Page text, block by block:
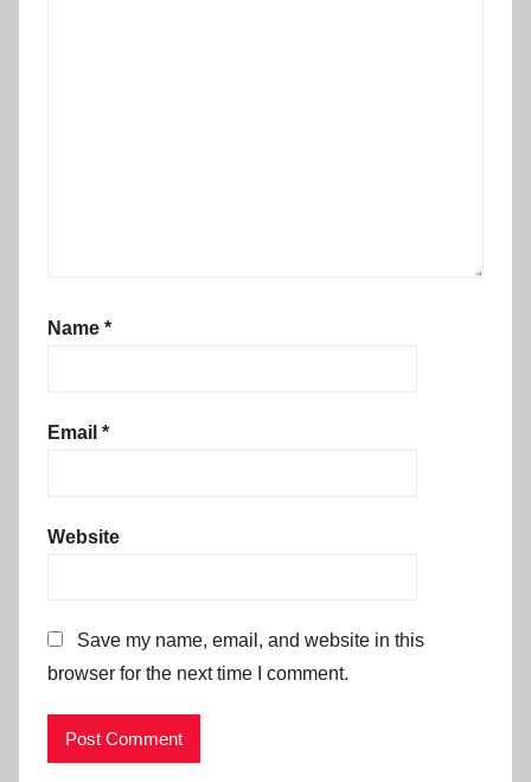
Name *
Email *
Website
Save my name, email, and website in this
browser for the next time I comment.